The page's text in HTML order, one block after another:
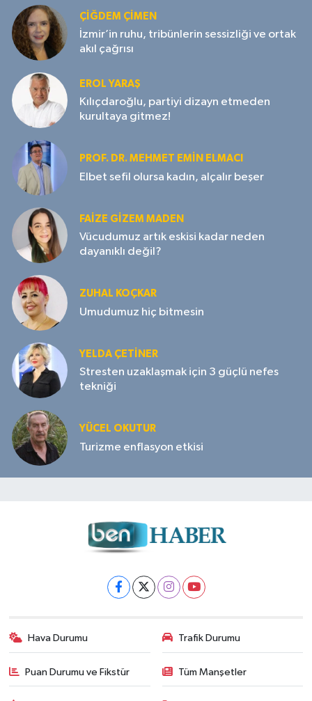
ÇIĞDEM ÇIMEN
İzmir’in ruhu, tribünlerin sessizliği ve ortak
akıl çağrısı
EROL YARAŞ
Kılıçdaroğlu, partiyi dizayn etmeden
kurultaya gitmez!
PROF. DR. MEHMET EMIN ELMACI
Elbet sefil olursa kadın, alçalır beşer
FAIZE GIZEM MADEN
Vücudumuz artık eskisi kadar neden
dayanıklı değil?
ZUHAL KOÇKAR
Umudumuz hiç bitmesin
YELDA ÇETİNER
Stresten uzaklaşmak için 3 güçlü nefes
tekniği
YÜCEL OKUTUR
Turizme enflasyon etkisi
Hava Durumu Trafik Durumu
Puan Durumu ve Fikstür Tüm Manşetler